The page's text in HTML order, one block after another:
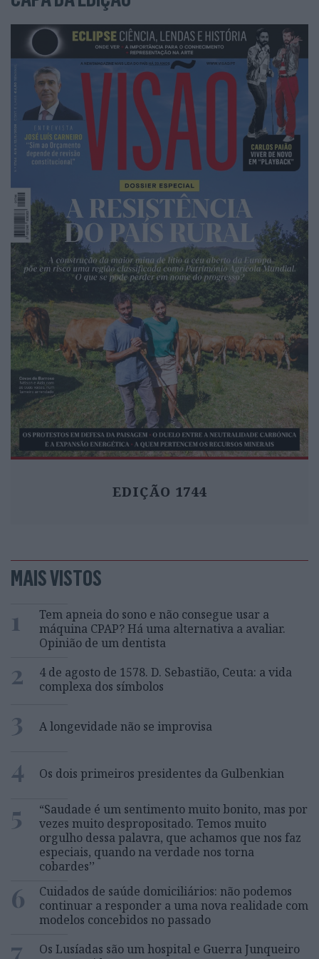
Curioso, sempreSalman Rushdie na nova ala desenhada
por Álvaro Siza Vieira na Livraria Lello, no Porto
EDIÇÃO 1744
MAIS VISTOS
1
Tem apneia do sono e não consegue usar a
máquina CPAP? Há uma alternativa a avaliar.
Opinião de um dentista
2
4 de agosto de 1578. D. Sebastião, Ceuta: a vida
complexa dos símbolos
3 A longevidade não se improvisa
4 Os dois primeiros presidentes da Gulbenkian
5
“Saudade é um sentimento muito bonito, mas por
vezes muito despropositado. Temos muito
orgulho dessa palavra, que achamos que nos faz
especiais, quando na verdade nos torna
cobardes’’
6
Cuidados de saúde domiciliários: não podemos
continuar a responder a uma nova realidade com
modelos concebidos no passado
7
Os Lusíadas são um hospital e Guerra Junqueiro